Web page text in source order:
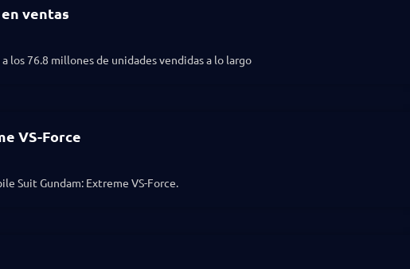
ventas
los 76.8 millones de unidades vendidas a lo largo
VS-Force
Suit Gundam: Extreme VS-Force.